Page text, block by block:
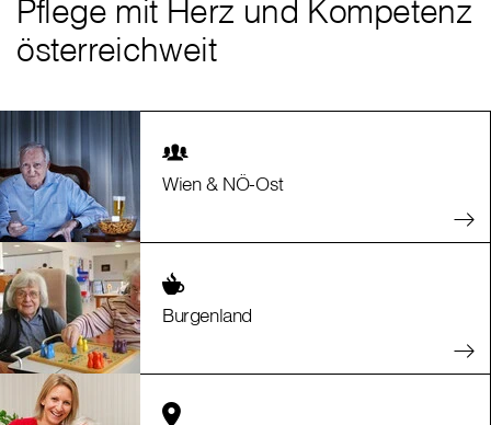
Pflege mit Herz und Kompetenz
österreichweit
Wien & NÖ-Ost
Burgenland